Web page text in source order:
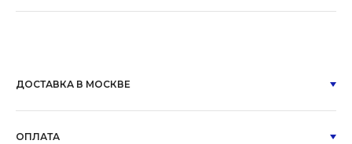
ДОСТАВКА В МОСКВЕ
ОПЛАТА